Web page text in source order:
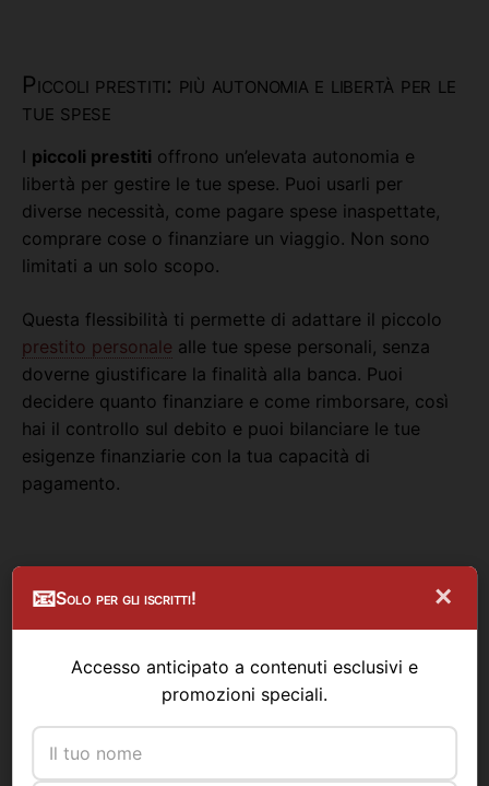
Piccoli prestiti: più autonomia e libertà per le
tue spese
I piccoli prestiti offrono un’elevata autonomia e
libertà per gestire le tue spese. Puoi usarli per
diverse necessità, come pagare spese inaspettate,
comprare cose o finanziare un viaggio. Non sono
limitati a un solo scopo.
Questa flessibilità ti permette di adattare il piccolo
prestito personale alle tue spese personali, senza
doverne giustificare la finalità alla banca. Puoi
decidere quanto finanziare e come rimborsare, così
hai il controllo sul debito e puoi bilanciare le tue
esigenze finanziarie con la tua capacità di
pagamento.
Ipiccoli prestitirappresentano un’opzione ideale per
indipendentemente dal loro importo. Se hai bisogno
di soldi per ristrutturare la casa, puoi ottenere un
piccolo prestito. Questo ti darà la libertà di
raggiungere i tuoi obiettivi finanziari, come aprire
Affidati da Credyvia per il tuo Prestito!
Credyviaanalizza il tuo profilo e ti mostra le
📧Solo per gli iscritti! ×
Accesso anticipato a contenuti esclusivi e
promozioni speciali.